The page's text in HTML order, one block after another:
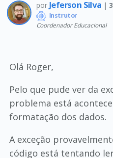
por Jeferson Silva |
Instrutor
Coordenador Educacional
Olá Roger,
Pelo que pude ver da
problema está
formatação dos dados.
A exceção
código está tentando